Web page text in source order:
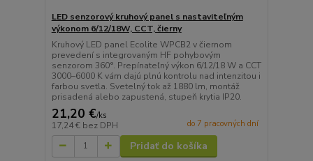
LED senzorový kruhový panel s nastaviteľným
výkonom 6/12/18W, CCT, čierny
Kruhový LED panel Ecolite WPCB2 v čiernom
prevedení s integrovaným HF pohybovým
senzorom 360°. Prepínateľný výkon 6/12/18 W a CCT
3000–6000 K vám dajú plnú kontrolu nad intenzitou i
farbou svetla. Svetelný tok až 1880 lm, montáž
prisadená alebo zapustená, stupeň krytia IP20.
21,20 €/ks
17,24 € bez DPH do 7 pracovných dní
Pridať do košíka